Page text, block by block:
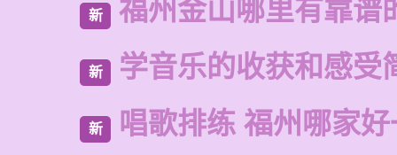
新 福州金山哪里有靠谱
新 学音乐的收获和感受
新 唱歌排练 福州哪家